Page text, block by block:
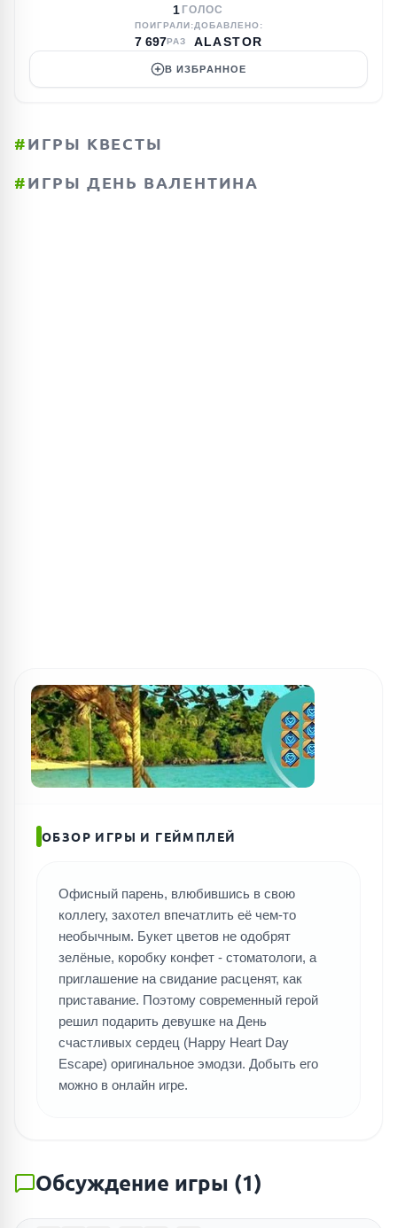
1 ГОЛОС
ПОИГРАЛИ:
7 697РАЗ
ДОБАВЛЕНО:
ALASTOR
В ИЗБРАННОЕ
#ИГРЫ КВЕСТЫ
#ИГРЫ ДЕНЬ ВАЛЕНТИНА
ОБЗОР ИГРЫ И ГЕЙМПЛЕЙ
Офисный парень, влюбившись в свою
коллегу, захотел впечатлить её чем-то
необычным. Букет цветов не одобрят
зелёные, коробку конфет - стоматологи, а
приглашение на свидание расценят, как
приставание. Поэтому современный герой
решил подарить девушке на День
счастливых сердец (Happy Heart Day
Escape) оригинальное эмодзи. Добыть его
можно в онлайн игре.
Обсуждение игры (1)